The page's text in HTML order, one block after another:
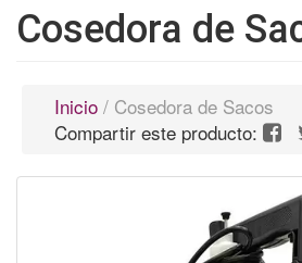
Cosedora de
Inicio / Cosedora de Sacos
Compartir este producto: